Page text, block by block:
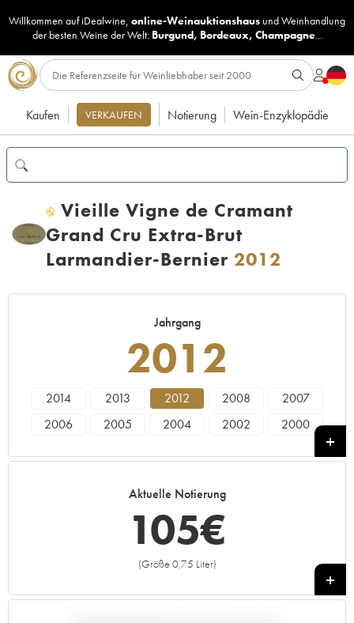
Willkommen auf iDealwine, online-Weinauktionshaus undWeinhandlung
der besten Weine der Welt: Burgund, Bordeaux, Champagne...
Kaufen VERKAUFEN Notierung Wein-Enzyklopädie
H Vieille Vigne de Cramant
Grand Cru Extra-Brut
Larmandier-Bernier 2012
Jahrgang
2012
2014 2013 2012 2008
2007
2006
2005 2004 2002
2000
Aktuelle Notierung
105€
(Größe 0,75 Liter)
+